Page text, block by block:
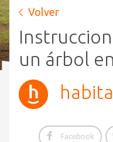
Volver
un árbol
Facebook